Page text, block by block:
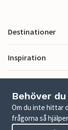
Destinationer
Inspiration
Behöver
Om du inte hittar
frågorna så